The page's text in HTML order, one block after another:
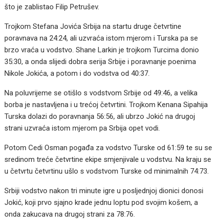
što je zablistao Filip Petrušev.
Trojkom Stefana Jovića Srbija na startu druge četvrtine
poravnava na 24:24, ali uzvraća istom mjerom i Turska pa se
brzo vraća u vodstvo. Shane Larkin je trojkom Turcima donio
35:30, a onda slijedi dobra serija Srbije i poravnanje poenima
Nikole Jokića, a potom i do vodstva od 40:37.
Na poluvrijeme se otišlo s vodstvom Srbije od 49:46, a velika
borba je nastavljena i u trećoj četvrtini. Trojkom Kenana Sipahija
Turska dolazi do poravnanja 56:56, ali ubrzo Jokić na drugoj
strani uzvraća istom mjerom pa Srbija opet vodi.
Potom Cedi Osman pogađa za vodstvo Turske od 61:59 te su se
sredinom treće četvrtine ekipe smjenjivale u vodstvu. Na kraju se
u četvrtu četvrtinu ušlo s vodstvom Turske od minimalnih 74:73.
Srbiji vodstvo nakon tri minute igre u posljednjoj dionici donosi
Jokić, koji prvo sjajno krade jednu loptu pod svojim košem, a
onda zakucava na drugoj strani za 78:76.